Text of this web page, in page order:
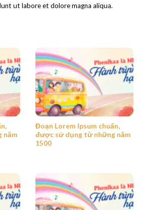
ut labore et dolore magna aliqua.
năm
Đoạn Lorem Ipsum chuẩn,
được sử dụng từ những năm
1500